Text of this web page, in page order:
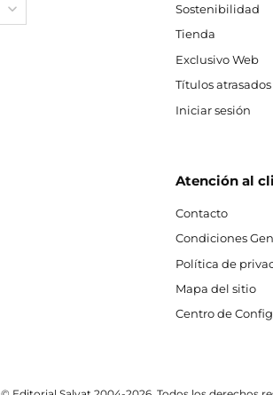
Sostenibilidad
Tienda
Exclusivo Web
Títulos atrasados
Iniciar sesión
Atención al
Contacto
Condiciones
Política de
Mapa del sitio
Centro de